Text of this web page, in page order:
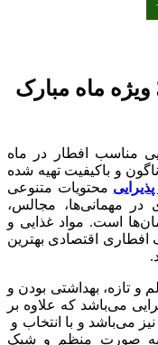
ویژه ماه مبارک
مناسب افطار در ماه
و باکیفیت تهیه شده
محتویات متنوعی
در مهمانی‌ها، مجالس،
است. مواد غذایی و
افطاری اقتصادی بهترین
و تازه، بهداشتی بودن و
می‌باشد که علاوه بر
می‌باشد و با انتخاب و
به صورت منظم و شیک